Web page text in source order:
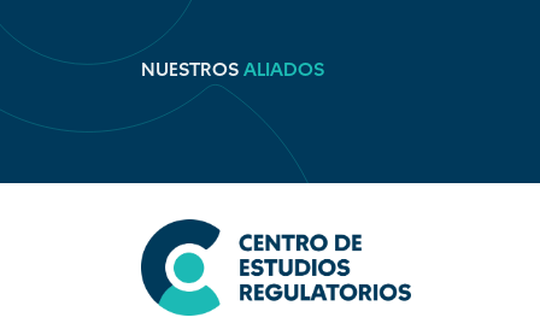
NUESTROS ALIADOS